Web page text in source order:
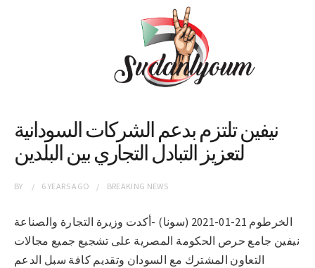
نيفين تلتزم بدعم الشركات السودانية
لتعزيز التبادل التجاري بين البلدين
BY 6 YEARSAGO BREAKING NEWS
الخرطوم 21-01-2021 (سونا) -أكدت وزيرة التجارة والصناعة
نيفين جامع حرص الحكومة المصرية على تشجيع جميع مجالات
التعاون المشترك مع السودان وتقديم كافة سبل الدعم